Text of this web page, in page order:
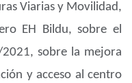
Viarias y Movilidad,
EH Bildu, sobre el
sobre la mejora
y acceso al centro